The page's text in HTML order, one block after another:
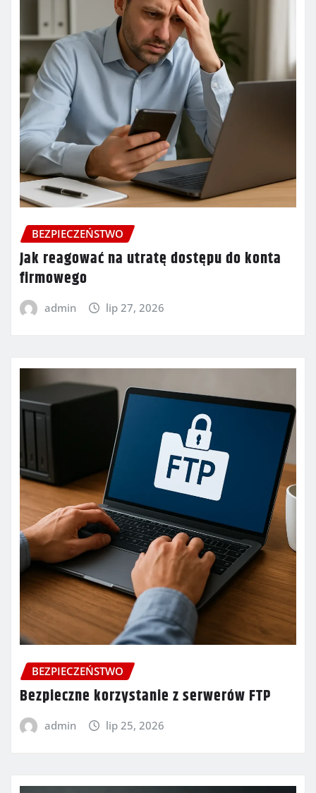
BEZPIECZEŃSTWO
Jak reagować na utratę dostępu do konta
firmowego
admin lip 27, 2026
BEZPIECZEŃSTWO
Bezpieczne korzystanie z serwerów FTP
admin lip 25, 2026